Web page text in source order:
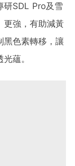
研SDL Pro及雪
更強，有助減黃
黑色素轉移，讓
蘊。